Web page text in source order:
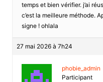
temps et bien vérifier. j’ai
c’est la meilleure méthode.
signe ! ohlala
27 mai 2026 à 7h24
phobie_admin
Participant